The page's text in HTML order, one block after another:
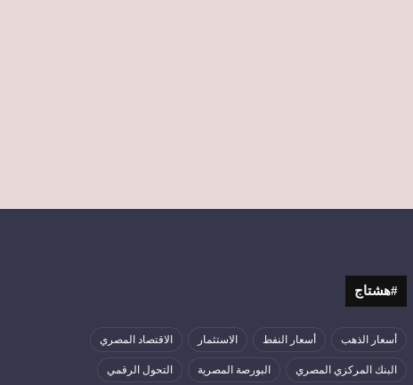
#هشتاج
أسعار الذهب أسعار النفط الاستثمار الاقتصاد المصري
البنك المركزي المصري البورصة المصرية التحول الرقمي